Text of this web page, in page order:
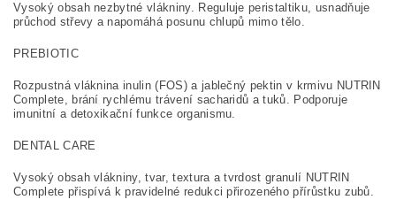
Vysoký obsah nezbytné vlákniny. Reguluje peristaltiku, usnadňuje
průchod střevy a napomáhá posunu chlupů mimo tělo.
PREBIOTIC
Rozpustná vláknina inulin (FOS) a jablečný pektin v krmivu NUTRIN
Complete, brání rychlému trávení sacharidů a tuků. Podporuje
imunitní a detoxikační funkce organismu.
DENTAL CARE
Vysoký obsah vlákniny, tvar, textura a tvrdost granulí NUTRIN
Complete přispívá k pravidelné redukci přirozeného přírůstku zubů.